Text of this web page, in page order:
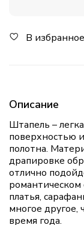
В избранное
Описание
Штапель –
поверхностью
полотна.
драпировке
отлично
романтическом
платья,
многое другое,
время года.